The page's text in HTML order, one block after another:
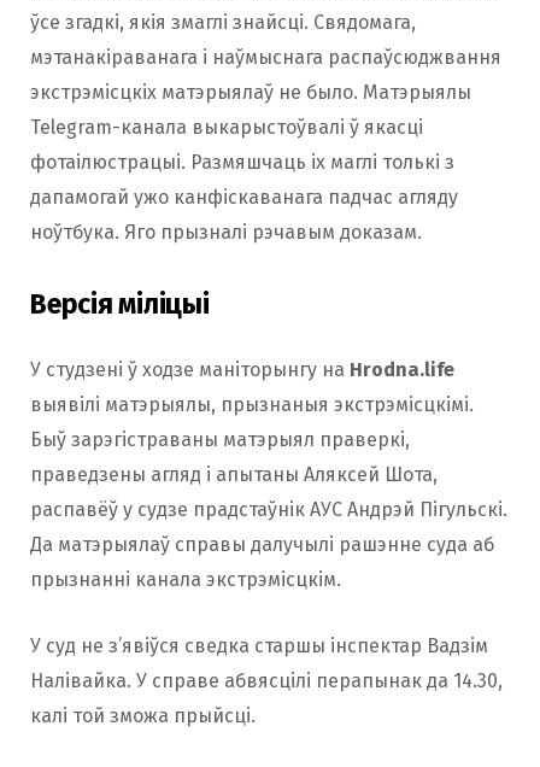
ўсе згадкі, якія змаглі знайсці. Свядомага,
мэтанакіраванага і наўмыснага распаўсюджвання
экстрэмісцкіх матэрыялаў не было. Матэрыялы
Telegram-канала выкарыстоўвалі ў якасці
фотаілюстрацыі. Размяшчаць іх маглі толькі з
дапамогай ужо канфіскаванага падчас агляду
ноўтбука. Яго прызналі рэчавым доказам.
Версія міліцыі
У студзені ў ходзе маніторынгу на Hrodna.life
выявілі матэрыялы, прызнаныя экстрэмісцкімі.
Быў зарэгістраваны матэрыял праверкі,
праведзены агляд і апытаны Аляксей Шота,
распавёў у судзе прадстаўнік АУС Андрэй Пігульскі.
Да матэрыялаў справы далучылі рашэнне суда аб
прызнанні канала экстрэмісцкім.
У суд не з’явіўся сведка старшы інспектар Вадзім
Налівайка. У справе абвясцілі перапынак да 14.30,
калі той зможа прыйсці.